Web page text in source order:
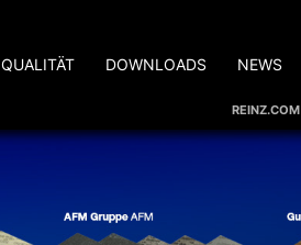
REINZ.COM
QUALITÄT DOWNLOADS NEWS